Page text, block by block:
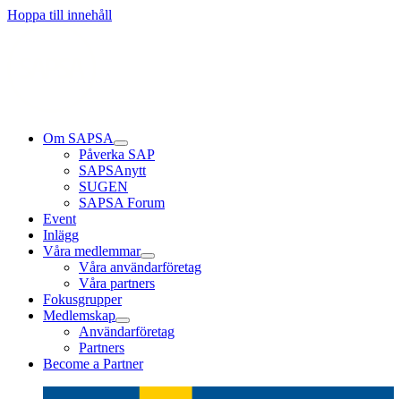
Hoppa till innehåll
Om SAPSA
Påverka SAP
SAPSAnytt
SUGEN
SAPSA Forum
Event
Inlägg
Våra medlemmar
Våra användarföretag
Våra partners
Fokusgrupper
Medlemskap
Användarföretag
Partners
Become a Partner